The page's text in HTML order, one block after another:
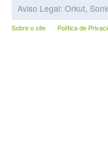
Aviso Legal: Orkut,
Sobre o site Política de